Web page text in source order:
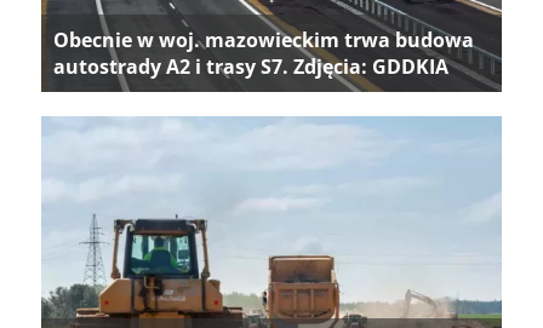
Obecnie w woj. mazowieckim trwa budowa
autostrady A2 i trasy S7. Zdjęcia: GDDKIA